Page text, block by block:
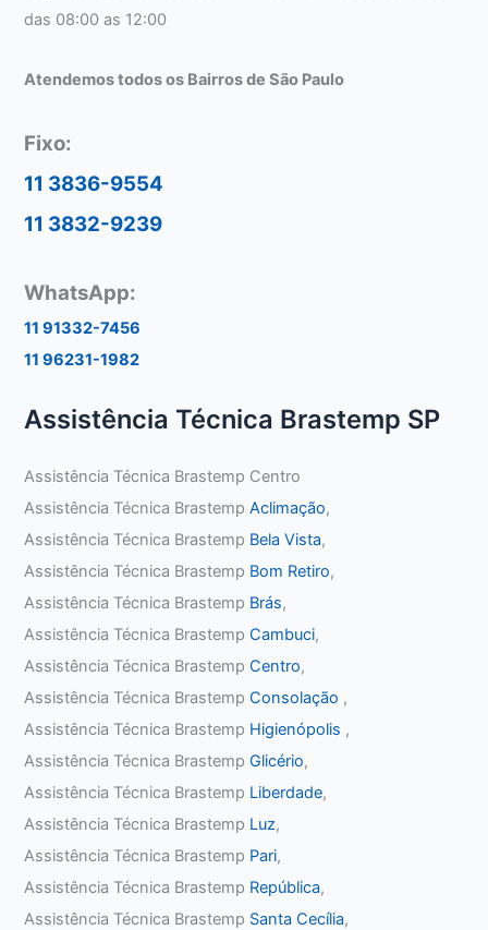
das 08:00 as 12:00
Atendemos todos os Bairros de São Paulo
Fixo:
11 3836-9554
11 3832-9239
WhatsApp:
11 91332-7456
11 96231-1982
Assistência Técnica Brastemp SP
Assistência Técnica Brastemp Centro
Assistência Técnica BrastempAclimação,
Assistência Técnica Brastemp Bela Vista,
Assistência Técnica Brastemp Bom Retiro,
Assistência Técnica Brastemp Brás,
Assistência Técnica BrastempCambuci,
Assistência Técnica BrastempCentro,
Assistência Técnica BrastempConsolação ,
Assistência Técnica Brastemp Higienópolis ,
Assistência Técnica BrastempGlicério,
Assistência Técnica Brastemp Liberdade,
Assistência Técnica Brastemp Luz,
Assistência Técnica Brastemp Pari,
Assistência Técnica Brastemp República,
Assistência Técnica Brastemp Santa Cecília,